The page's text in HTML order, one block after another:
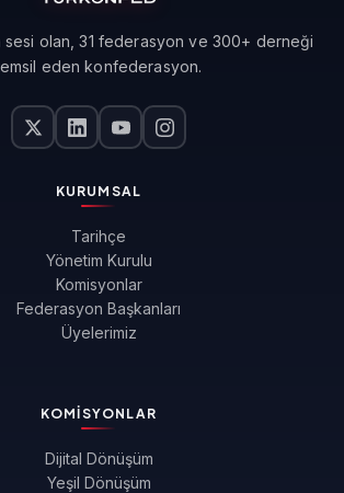
sesi olan, 31 federasyon ve 300+ derneği
eden konfederasyon.
KURUMSAL
Tarihçe
Yönetim Kurulu
Komisyonlar
Federasyon Başkanları
Üyelerimiz
KOMISYONLAR
Dijital Dönüşüm
Yeşil Dönüşüm